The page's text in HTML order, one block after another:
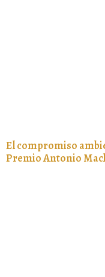
El compromiso
Premio Antonio